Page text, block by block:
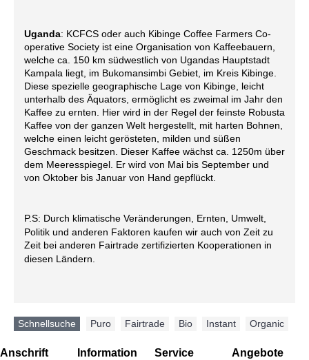
Uganda: KCFCS oder auch Kibinge Coffee Farmers Co-
operative Society ist eine Organisation von Kaffeebauern
welche ca. 150 km südwestlich von Ugandas Hauptstadt
Kampala liegt, im Bukomansimbi Gebiet, im Kreis Kibinge.
Diese spezielle geographische Lage von Kibinge, leicht
unterhalb des Äquators, ermöglicht es zweimal im Jahr den
Kaffee zu ernten. Hier wird in der Regel der feinste Robusta
Kaffee von der ganzen Welt hergestellt, mit harten Bohnen,
welche einen leicht gerösteten, milden und süßen
Geschmack besitzen. Dieser Kaffee wächst ca. 1250m über
dem Meeresspiegel. Er wird von Mai bis September und
von Oktober bis Januar von Hand gepflückt.
P.S: Durch klimatische Veränderungen, Ernten, Umwelt,
Politik und anderen Faktoren kaufen wir auch von Zeit zu
Zeit bei anderen Fairtrade zertifizierten Kooperationen in
diesen Ländern.
Schnellsuche Puro Fairtrade Bio Instant Organic
Anschrift Information Service Angebote